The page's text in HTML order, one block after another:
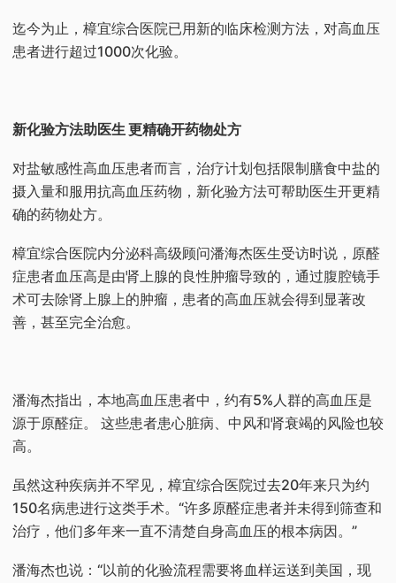
迄今为止，樟宜综合医院已用新的临床检测方法，对高血压
患者进行超过1000次化验。
新化验方法助医生 更精确开药物处方
对盐敏感性高血压患者而言，治疗计划包括限制膳食中盐的
摄入量和服用抗高血压药物，新化验方法可帮助医生开更精
确的药物处方。
樟宜综合医院内分泌科高级顾问潘海杰医生受访时说，原醛
症患者血压高是由肾上腺的良性肿瘤导致的，通过腹腔镜手
术可去除肾上腺上的肿瘤，患者的高血压就会得到显著改
善，甚至完全治愈。
潘海杰指出，本地高血压患者中，约有5%人群的高血压是
源于原醛症。 这些患者患心脏病、中风和肾衰竭的风险也较
高。
虽然这种疾病并不罕见，樟宜综合医院过去20年来只为约
150名病患进行这类手术。“许多原醛症患者并未得到筛查和
治疗，他们多年来一直不清楚自身高血压的根本病因。”
潘海杰也说：“以前的化验流程需要将血样运送到美国，现